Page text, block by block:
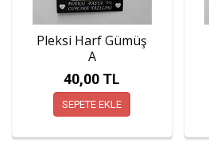
Pleksi Harf Gümüş
A
40,00 TL
SEPETE EKLE